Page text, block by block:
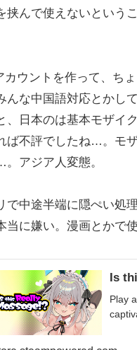
挟んで使えないという
カウントを作って、ち
んな中国語対応とかし
、日本のは基本モザイ
ば不評でしたね…。モ
アジア人変態。
で中途半端に隠ぺい処
当に嫌い。漫画とかで
Is
Play